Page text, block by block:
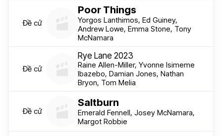
Đề cử
Poor Things
Yorgos Lanthimos, Ed Guiney,
Andrew Lowe, Emma Stone, Tony
McNamara
Đề cử
Rye Lane 2023
Raine Allen-Miller, Yvonne Isimeme
Ibazebo, Damian Jones, Nathan
Bryon, Tom Melia
Đề cử
Saltburn
Emerald Fennell, Josey McNamara,
Margot Robbie